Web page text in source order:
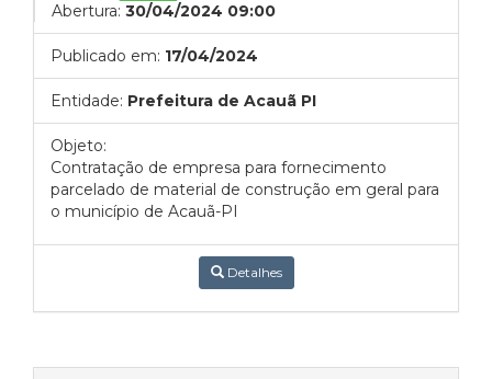
Abertura: 30/04/2024 09:00
Publicado em: 17/04/2024
Entidade: Prefeitura de Acauã PI
Objeto:
Contratação de empresa para fornecimento
parcelado de material de construção em geral para
o município de Acauã-PI
Detalhes